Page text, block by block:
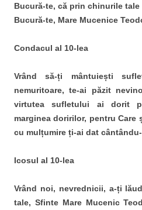
Bucură-te, că prin chinurile
Bucură-te, Mare Mucenice
Condacul al 10-lea
Vrând să-ți mântuiești
nemuritoare, te-ai păzit
virtutea sufletului ai dorit
marginea doririlor, pentru Care
cu mulțumire ți-ai dat
Icosul al 10-lea
Vrând noi, nevrednicii, a-ți
tale, Sfinte Mare Mucenic